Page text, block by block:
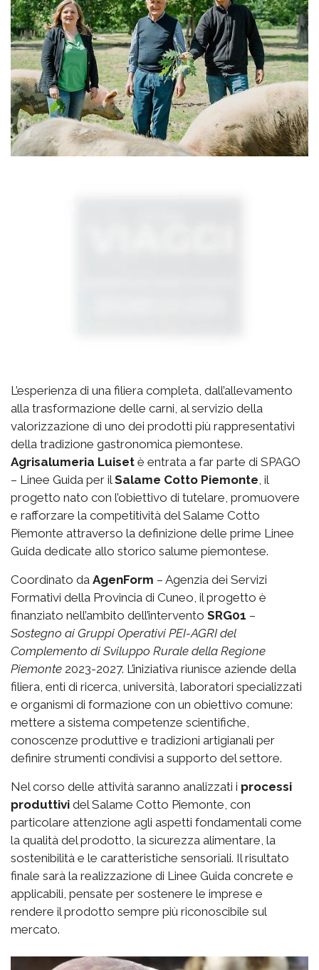
L’esperienza di una filiera completa, dall’allevamento
alla trasformazione delle carni, al servizio della
valorizzazione di uno dei prodotti più rappresentativi
della tradizione gastronomica piemontese.
Agrisalumeria Luiset è entrata a far parte di SPAGO
– Linee Guida per ilSalame Cotto Piemonte, il
progetto nato con l’obiettivo di tutelare, promuovere
e rafforzare la competitività del Salame Cotto
Piemonte attraverso la definizione delle prime Linee
Guida dedicate allo storico salume piemontese.
Coordinato da AgenForm – Agenzia dei Servizi
Formativi della Provincia di Cuneo, il progetto è
finanziato nell’ambito dell’intervento SRG01 –
Sostegno ai Gruppi Operativi PEI-AGRI del
Complemento di Sviluppo Rurale della Regione
Piemonte 2023-2027. L’iniziativa riunisce aziende della
filiera, enti di ricerca, università, laboratori specializzati
e organismi di formazione con un obiettivo comune:
mettere a sistema competenze scientifiche,
conoscenze produttive e tradizioni artigianali per
definire strumenti condivisi a supporto del settore.
Nel corso delle attività saranno analizzati i processi
produttivi del Salame Cotto Piemonte, con
particolare attenzione agli aspetti fondamentali come
la qualità del prodotto, la sicurezza alimentare, la
sostenibilità e le caratteristiche sensoriali. Il risultato
finale sarà la realizzazione di Linee Guida concrete e
applicabili, pensate per sostenere le imprese e
rendere il prodotto sempre più riconoscibile sul
mercato.